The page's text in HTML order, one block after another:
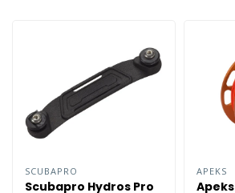
SCUBAPRO
Scubapro Hydros Pro
APEKS